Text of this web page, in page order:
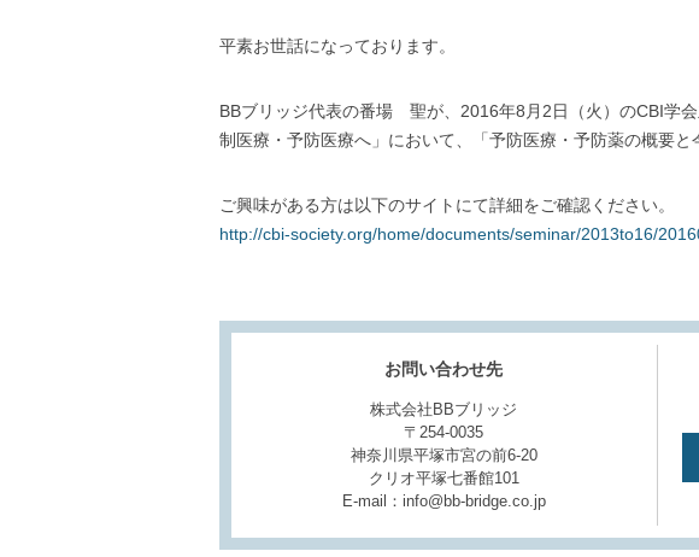
平素お世話になっております。
BBブリッジ代表の番場 聖が、2016年8月2日（火）のCBI学
制医療・予防医療へ」において、「予防医療・予防薬の概要と
ご興味がある方は以下のサイトにて詳細をご確認ください。
http://cbi-society.org/home/documents/seminar/2013to16/
お問い合わせ先
株式会社BBブリッジ
〒254-0035
神奈川県平塚市宮の前6-20
クリオ平塚七番館101
E-mail：info@bb-bridge.co.jp